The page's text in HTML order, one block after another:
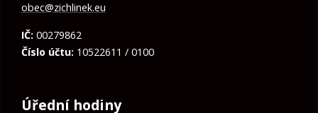
obec@zichlinek.eu
IČ: 00279862
Číslo účtu: 10522611 / 0100
Úřední hodiny